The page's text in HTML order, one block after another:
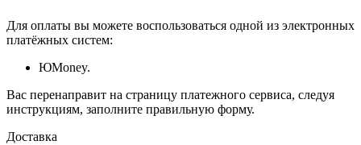
Для оплаты вы можете воспользоваться одной из электронных
платёжных систем:
ЮMoney.
Вас перенаправит на страницу платежного сервиса, следуя
инструкциям, заполните правильную форму.
Доставка